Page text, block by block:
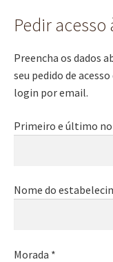
Pedir acesso
Preencha os dados
seu pedido de
login por email.
Primeiro e último
Nome do
Morada *